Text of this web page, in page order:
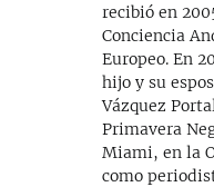
recibió en
Conciencia
Europeo. En
hijo y su
Vázquez
Primavera
Miami, en la
como